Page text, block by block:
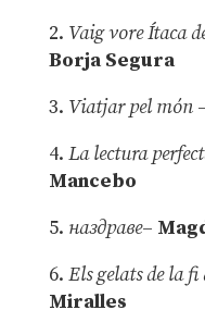
2. Vaig vore Ítaca
Borja Segura
3. Viatjar pel món
4. La lectura
Mancebo
5. наздраве–
6. Els gelats de la
Miralles